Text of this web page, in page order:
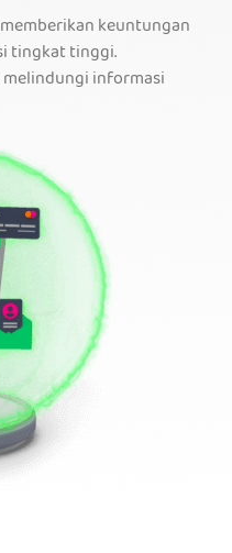
keuntungan
tingkat tinggi.
informasi